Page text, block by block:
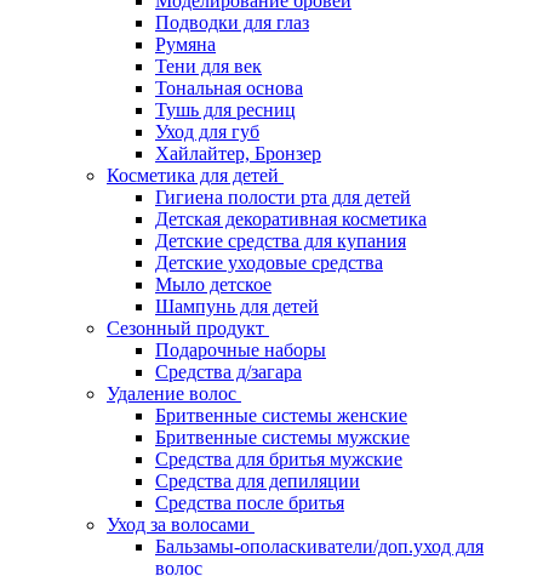
Подводки для глаз
Румяна
Тени для век
Тональная основа
Тушь для ресниц
Уход для губ
Хайлайтер, Бронзер
Косметика для детей
Гигиена полости рта для детей
Детская декоративная косметика
Детские средства для купания
Детские уходовые средства
Мыло детское
Шампунь для детей
Сезонный продукт
Подарочные наборы
Средства д/загара
Удаление волос
Бритвенные системы женские
Бритвенные системы мужские
Средства для бритья мужские
Средства для депиляции
Средства после бритья
Уход за волосами
Бальзамы-ополаскиватели/доп.уход для
волос